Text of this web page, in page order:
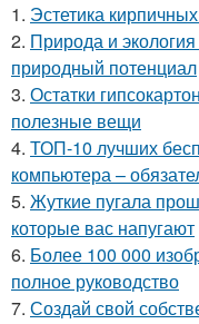
1. Эстетика
2. Природа и
природный потенциал
3. Остатки
полезные вещи
4. ТОП-10 лучших
компьютера –
5. Жуткие пугала
которые вас напугают
6. Более 100 000
полное руководство
7. Создай свой